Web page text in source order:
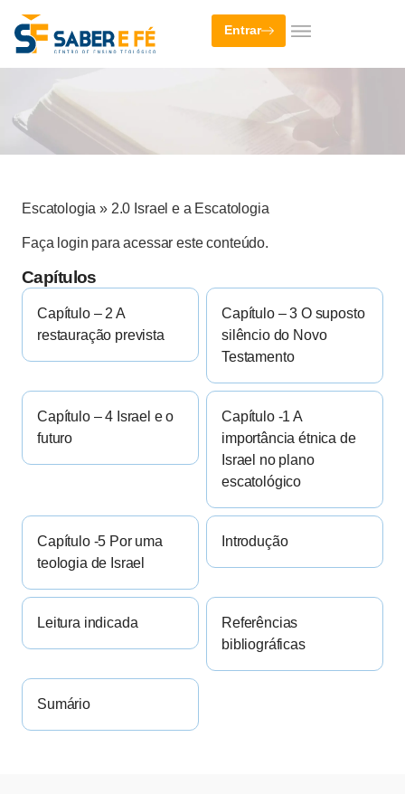
Entrar
Escatologia » 2.0 Israel e a Escatologia
Faça login para acessar este conteúdo.
Capítulos
Capítulo – 2 A
restauração prevista
Capítulo – 3 O suposto
silêncio do Novo
Testamento
Capítulo – 4 Israel e o
futuro
Capítulo -1 A
importância étnica de
Israel no plano
escatológico
Capítulo -5 Por uma
teologia de Israel
Introdução
Leitura indicada
Referências
bibliográficas
Sumário